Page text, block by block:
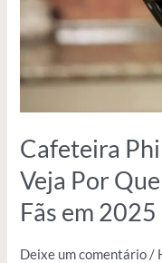
Cafeteira
Veja Por
Fãs em 2025
Deixe um comentário /
Que
Essa
Vem
Fãs
em
2025